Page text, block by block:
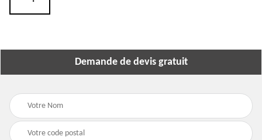
Demande de devis gratuit